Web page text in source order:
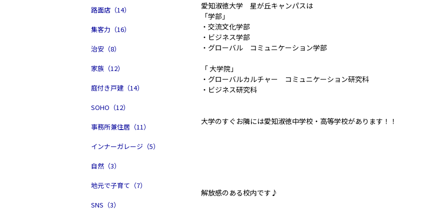
路面店（14）
集客力（16）
治安（8）
家族（12）
庭付き戸建（14）
SOHO（12）
事務所兼住居（11）
インナーガレージ（5）
自然（3）
地元で子育て（7）
SNS（3）
愛知淑徳大学 星が丘キャンパスは
「学部」
・交流文化学部
・ビジネス学部
・グローバル コミュニケーション学部
「 大学院」
・グローバルカルチャー コミュニケーション研究科
・ビジネス研究科
大学のすぐお隣には愛知淑徳中学校・高等学校があります！！
解放感のある校内です♪